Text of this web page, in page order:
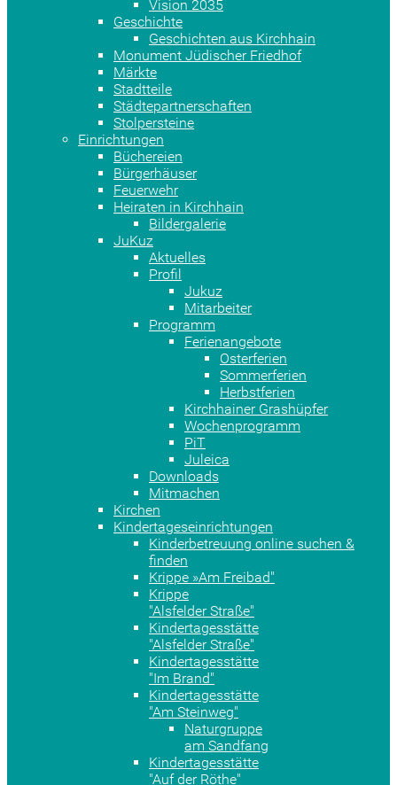
Vision 2035
Geschichte
Geschichten aus Kirchhain
Monument Jüdischer Friedhof
Märkte
Stadtteile
Städtepartnerschaften
Stolpersteine
Einrichtungen
Büchereien
Bürgerhäuser
Feuerwehr
Heiraten in Kirchhain
Bildergalerie
JuKuz
Aktuelles
Profil
Jukuz
Mitarbeiter
Programm
Ferienangebote
Osterferien
Sommerferien
Herbstferien
Kirchhainer Grashüpfer
Wochenprogramm
PiT
Juleica
Downloads
Mitmachen
Kirchen
Kindertageseinrichtungen
Kinderbetreuung online suchen &
finden
Krippe »Am Freibad"
Krippe
"Alsfelder Straße"
Kindertagesstätte
"Alsfelder Straße"
Kindertagesstätte
"Im Brand"
Kindertagesstätte
"Am Steinweg"
Naturgruppe
am Sandfang
Kindertagesstätte
"Auf der Röthe"